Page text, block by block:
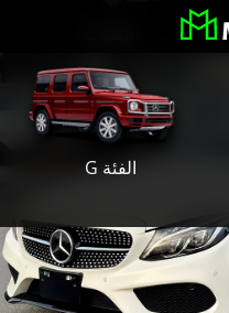
الفئة G